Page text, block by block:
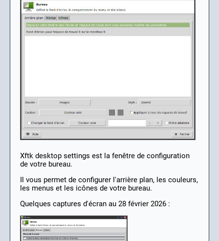
Xftk desktop settings est la fenêtre de configuration
de votre bureau.
Il vous permet de configurer l'arrière plan, les couleurs,
les menus et les icônes de votre bureau.
Quelques captures d'écran au 28 février 2026 :